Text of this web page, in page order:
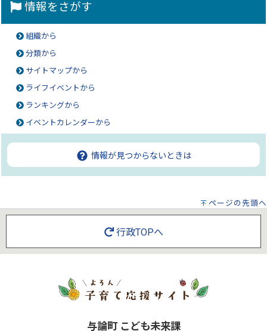
情報をさがす
組織から
分類から
サイトマップから
ライフイベントから
ランキングから
イベントカレンダーから
情報が見つからないときは
ページの先頭へ
行政TOPへ
与論町 こども未来課